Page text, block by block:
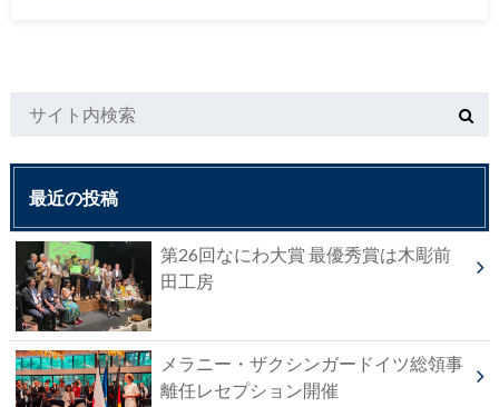
最近の投稿
第26回なにわ大賞 最優秀賞は木彫前
田工房
メラニー・ザクシンガードイツ総領事
離任レセプション開催